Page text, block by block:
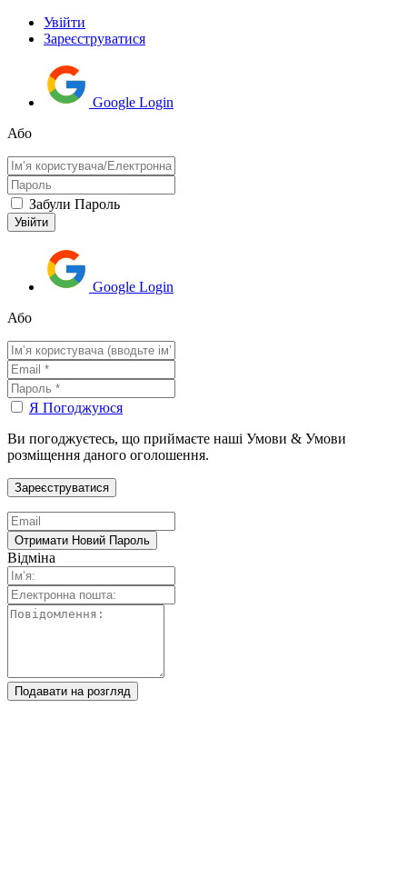
Увійти
Зареєструватися
Google Login
Або
Забули Пароль
Google Login
Або
Я Погоджуюся
Ви погоджуєтесь, що приймаєте наші Умови & Умови
розміщення даного оголошення.
Відміна